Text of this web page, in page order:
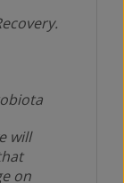
will
on